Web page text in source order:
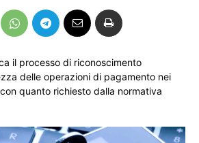
il processo di riconoscimento
delle operazioni di pagamento nei
quanto richiesto dalla normativa